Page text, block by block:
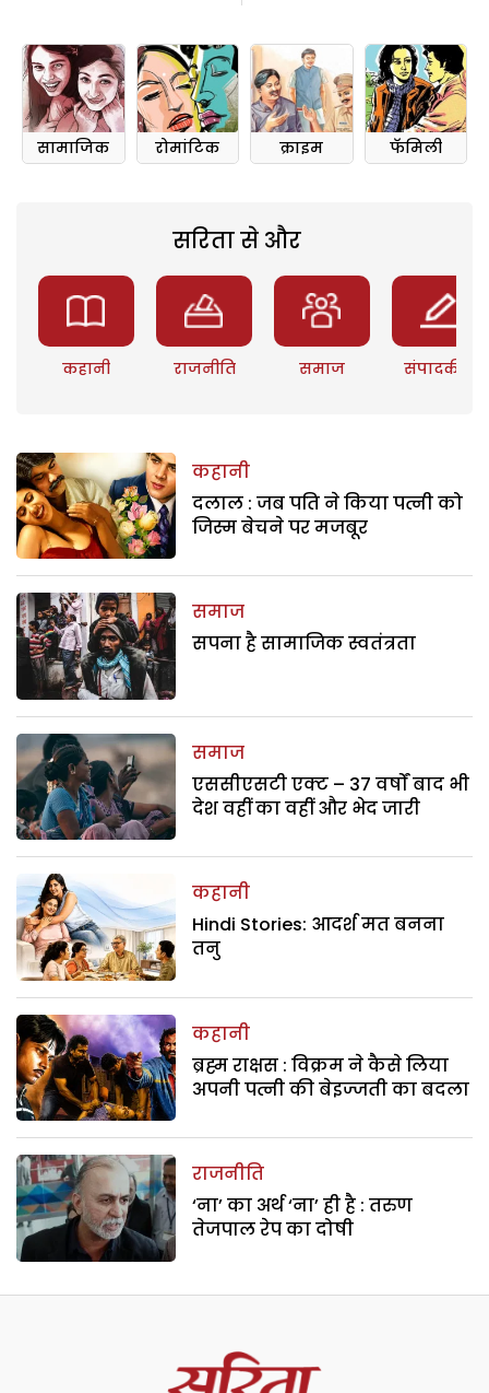
सामाजिक रोमांटिक क्राइम फॅमिली
सरिता से और
कहानी राजनीति समाज संपादकीय
कहानी
दलाल : जब पति ने किया पत्नी को
जिस्म बेचने पर मजबूर
समाज
सपना है सामाजिक स्वतंत्रता
समाज
एससीएसटी एक्ट – 37 वर्षों बाद भी
देश वहीं का वहीं और भेद जारी
कहानी
Hindi Stories: आदर्श मत बनना
तनु
कहानी
ब्रह्म राक्षस : विक्रम ने कैसे लिया
अपनी पत्नी की बेइज्जती का बदला
राजनीति
‘ना’ का अर्थ ‘ना’ ही है : तरुण
तेजपाल रेप का दोषी